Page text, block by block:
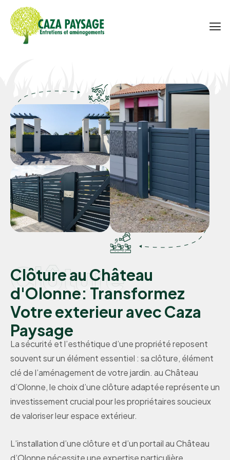
Clôture
Clôture au Château
d'Olonne: Transformez
Votre exterieur avec Caza
Paysage
La sécurité et l’esthétique d’une propriété reposent
souvent sur un élément essentiel : sa clôture, élément
clé de l’aménagement de votre jardin. au Château
d’Olonne, le choix d’une clôture adaptée représente un
investissement crucial pour les propriétaires soucieux
de valoriser leur espace extérieur.
L’installation d’une clôture et d’un portail au Château
d’Olonne nécessite une expertise particulière,